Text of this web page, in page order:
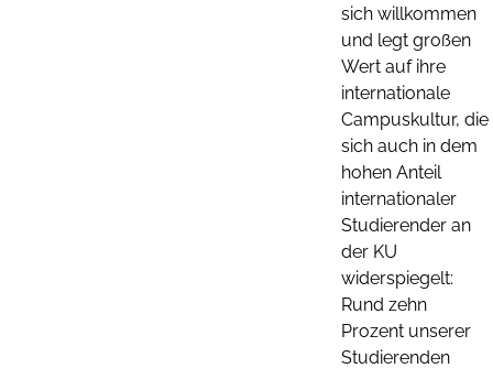
sich willkommen
und legt großen
Wert auf ihre
internationale
Campuskultur, die
sich auch in dem
hohen Anteil
internationaler
Studierender an
der KU
widerspiegelt:
Rund zehn
Prozent unserer
Studierenden